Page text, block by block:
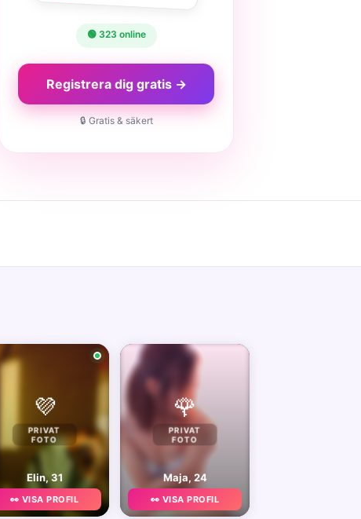
🟢 323 online
Registrera dig gratis →
🔒 Gratis & säkert
💜
PRIVAT
FOTO
Elin, 31
👀 VISA PROFIL
🌹
PRIVAT
FOTO
Maja, 24
👀 VISA PROFIL